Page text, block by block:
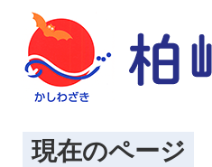
現在のページ